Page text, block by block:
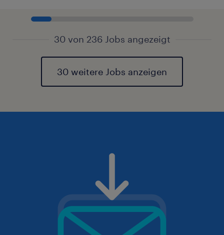
30 von 236 Jobs angezeigt
30 weitere Jobs anzeigen